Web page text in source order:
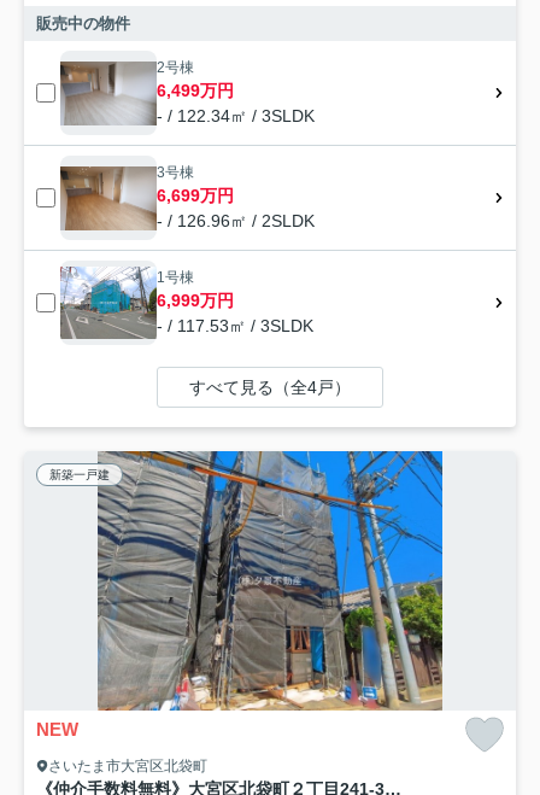
販売中の物件
2号棟
6,499万円
- / 122.34㎡ / 3SLDK
3号棟
6,699万円
- / 126.96㎡ / 2SLDK
1号棟
6,999万円
- / 117.53㎡ / 3SLDK
すべて見る（全4戸）
新築一戸建
NEW
さいたま市大宮区北袋町
《仲介手数料無料》大宮区北袋町２丁目241-3新築一戸建て‎リガーレ